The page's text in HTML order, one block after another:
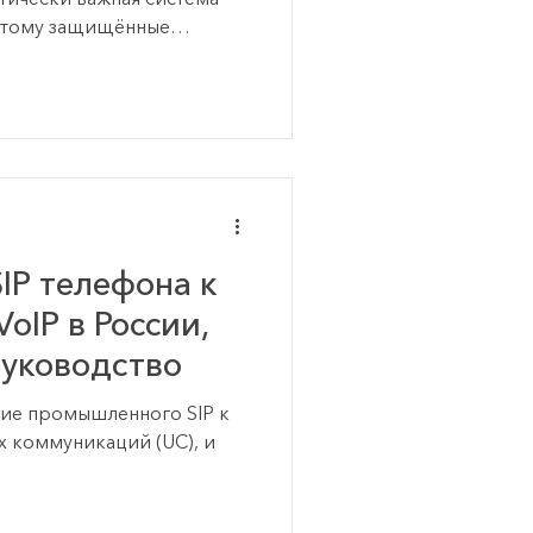
защищённые
аппараты не
в тот момент, когда
телефона к
в России,
промышленного SIP к
коммуникаций (UC), и